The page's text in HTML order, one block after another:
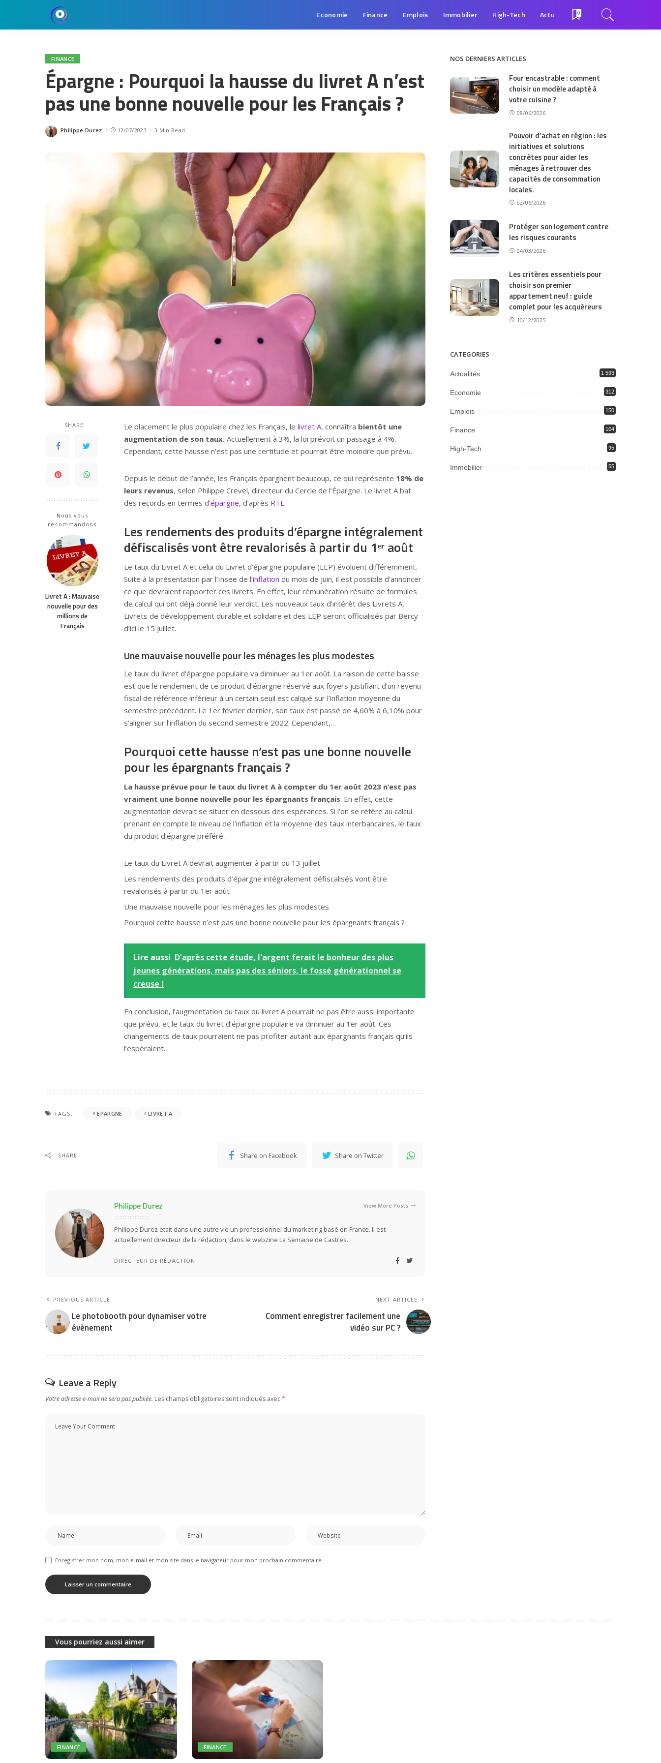
Economie Finance Emplois Immobilier High-Tech Actu 0
FINANCE
Épargne : Pourquoi la hausse du livret A n’est
pas une bonne nouvelle pour les Français ?
Posted
Philippe Durez 12/07/2023 3 Min Read
SHARE
Nous vous
recommandons
Livret A : Mauvaise
nouvelle pour des
millions de
Français
Le placement le plus populaire chez les Français, le livret A, connaîtra bientôt une
augmentation de son taux. Actuellement à 3%, la loi prévoit un passage à 4%.
Cependant, cette hausse n’est pas une certitude et pourrait être moindre que prévu.
Depuis le début de l’année, les Français épargnent beaucoup, ce qui représente 18% de
leurs revenus, selon Philippe Crevel, directeur du Cercle de l’Épargne. Le livret A bat
des records en termes d’épargne, d’après RTL.
Les rendements des produits d’épargne intégralement
défiscalisés vont être revalorisés à partir du 1ᵉʳ août
Le taux du Livret A et celui du Livret d’épargne populaire (LEP) évoluent différemment.
Suite à la présentation par l’Insee de l’inflation du mois de juin, il est possible d’annoncer
ce que devraient rapporter ces livrets. En effet, leur rémunération résulte de formules
de calcul qui ont déjà donné leur verdict. Les nouveaux taux d’intérêt des Livrets A,
Livrets de développement durable et solidaire et des LEP seront officialisés par Bercy
d’ici le 15 juillet.
Une mauvaise nouvelle pour les ménages les plus modestes
Le taux du livret d’épargne populaire va diminuer au 1er août. La raison de cette baisse
est que le rendement de ce produit d’épargne réservé aux foyers justifiant d’un revenu
fiscal de référence inférieur à un certain seuil est calqué sur l’inflation moyenne du
semestre précédent. Le 1er février dernier, son taux est passé de 4,60% à 6,10% pour
s’aligner sur l’inflation du second semestre 2022. Cependant,…
Pourquoi cette hausse n’est pas une bonne nouvelle
pour les épargnants français ?
La hausse prévue pour le taux du livret A à compter du 1er août 2023 n’est pas
vraiment une bonne nouvelle pour les épargnants français. En effet, cette
augmentation devrait se situer en dessous des espérances. Si l’on se réfère au calcul
prenant en compte le niveau de l’inflation et la moyenne des taux interbancaires, le taux
du produit d’épargne préféré…
Le taux du Livret A devrait augmenter à partir du 13 juillet
Les rendements des produits d’épargne intégralement défiscalisés vont être
revalorisés à partir du 1er août
Une mauvaise nouvelle pour les ménages les plus modestes
Pourquoi cette hausse n’est pas une bonne nouvelle pour les épargnants français ?
Lire aussi D'après cette étude, l'argent ferait le bonheur des plus
jeunes générations, mais pas des séniors, le fossé générationnel se
creuse !
En conclusion, l’augmentation du taux du livret A pourrait ne pas être aussi importante
que prévu, et le taux du livret d’épargne populaire va diminuer au 1er août. Ces
changements de taux pourraient ne pas profiter autant aux épargnants français qu’ils
l’espéraient.
TAGS: EPARGNE LIVRET A
SHARE Share on Facebook Share on Twitter
Philippe Durez View More Posts
Philippe Durez etait dans une autre vie un professionnel du marketing basé en France. Il est
actuellement directeur de la rédaction, dans le webzine La Semaine de Castres.
DIRECTEUR DE RÉDACTION
PREVIOUS ARTICLE
Le photobooth pour dynamiser votre
évènement
NEXT ARTICLE
Comment enregistrer facilement une
vidéo sur PC ?
Leave a Reply
Votre adresse e-mail ne sera pas publiée. Les champs obligatoires sont indiqués avec*
Enregistrer mon nom, mon e-mail et mon site dans le navigateur pour mon prochain commentaire.
NOS DERNIERS ARTICLES
Four encastrable : comment
choisir un modèle adapté à
votre cuisine ?
08/06/2026
Pouvoir d’achat en région : les
initiatives et solutions
concrètes pour aider les
ménages à retrouver des
capacités de consommation
locales.
02/06/2026
Protéger son logement contre
les risques courants
04/03/2026
Les critères essentiels pour
choisir son premier
appartement neuf : guide
complet pour les acquéreurs
10/12/2025
CATEGORIES
Actualités 1 593
Economie 312
Emplois 150
Finance 104
High-Tech 95
Immobilier 55
Vous pourriez aussi aimer
FINANCE FINANCE